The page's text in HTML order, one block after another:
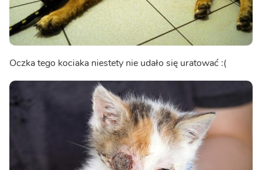
Oczka tego kociaka niestety nie udało się uratować :(